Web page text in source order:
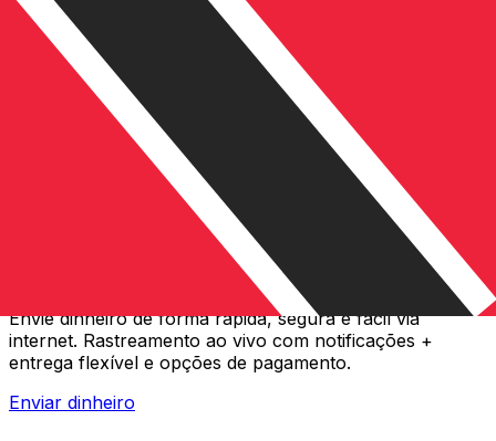
Transferência internacional de dinheiro Xe
Envie dinheiro de forma rápida, segura e fácil via
internet. Rastreamento ao vivo com notificações +
entrega flexível e opções de pagamento.
Enviar dinheiro